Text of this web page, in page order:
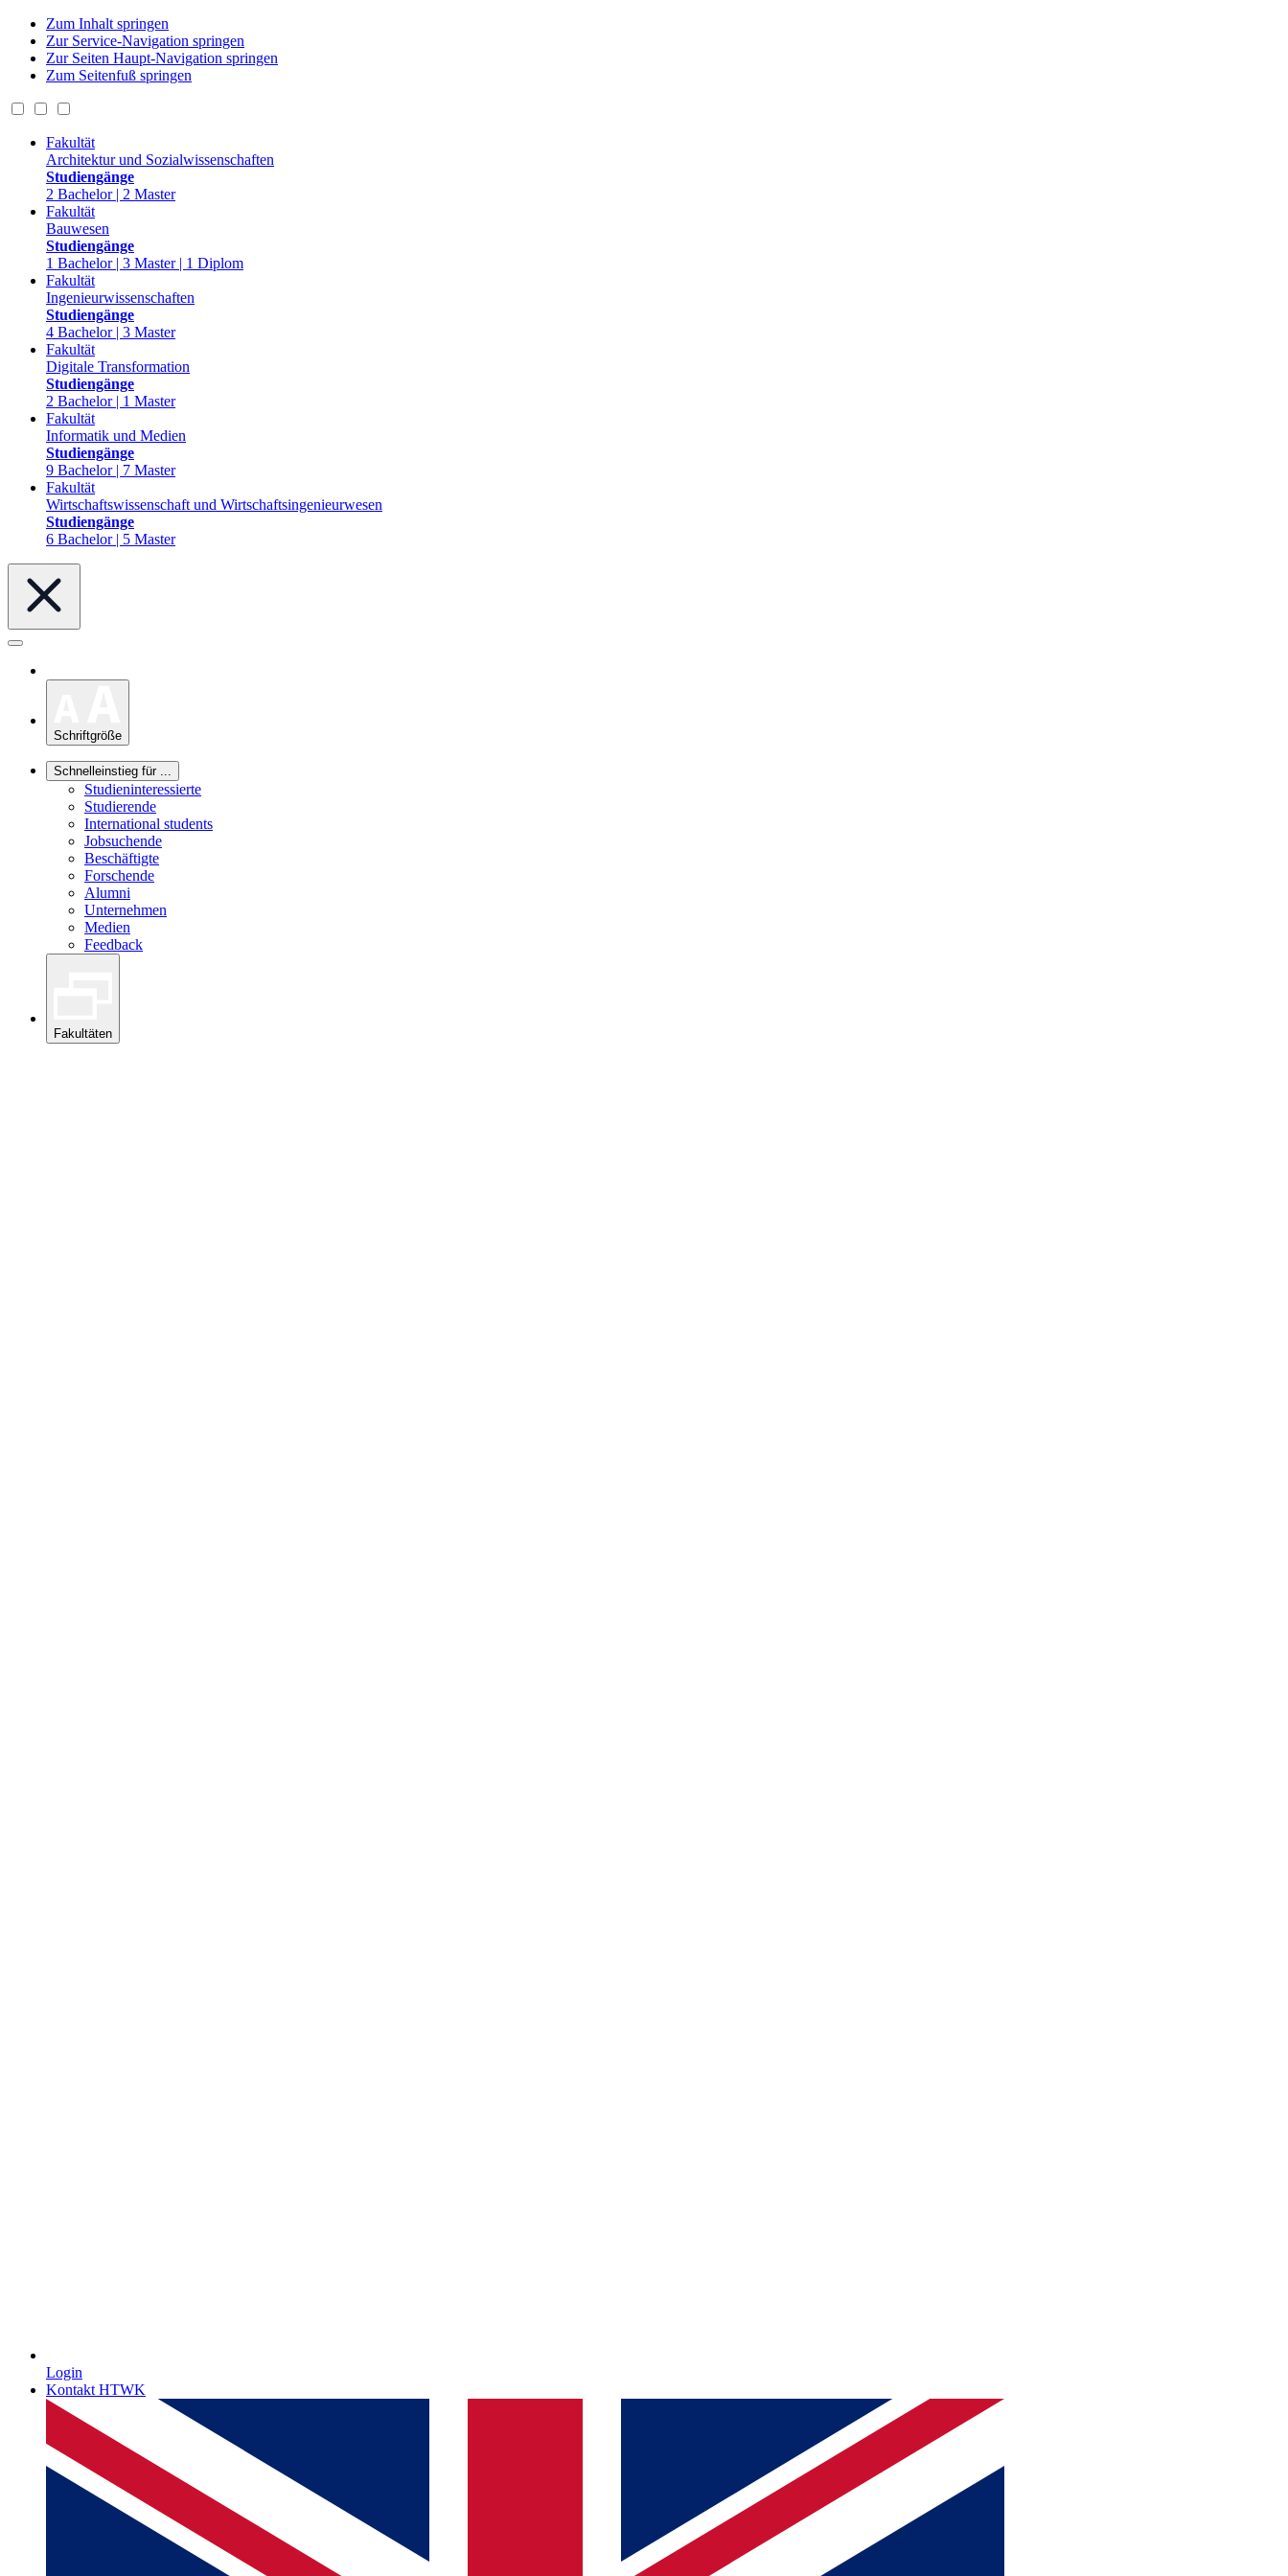
Zum Inhalt springen
Zur Service-Navigation springen
Zur Seiten Haupt-Navigation springen
Zum Seitenfuß springen
Fakultät
Architektur und Sozialwissenschaften
Studiengänge
2 Bachelor | 2 Master
Fakultät
Bauwesen
Studiengänge
1 Bachelor | 3 Master | 1 Diplom
Fakultät
Ingenieurwissenschaften
Studiengänge
4 Bachelor | 3 Master
Fakultät
Digitale Transformation
Studiengänge
2 Bachelor | 1 Master
Fakultät
Informatik und Medien
Studiengänge
9 Bachelor | 7 Master
Fakultät
Wirtschaftswissenschaft und Wirtschaftsingenieurwesen
Studiengänge
6 Bachelor | 5 Master
Schriftgröße
Schnelleinstieg für ...
Studieninteressierte
Studierende
International students
Jobsuchende
Beschäftigte
Forschende
Alumni
Unternehmen
Medien
Feedback
Fakultäten
Login
Kontakt HTWK